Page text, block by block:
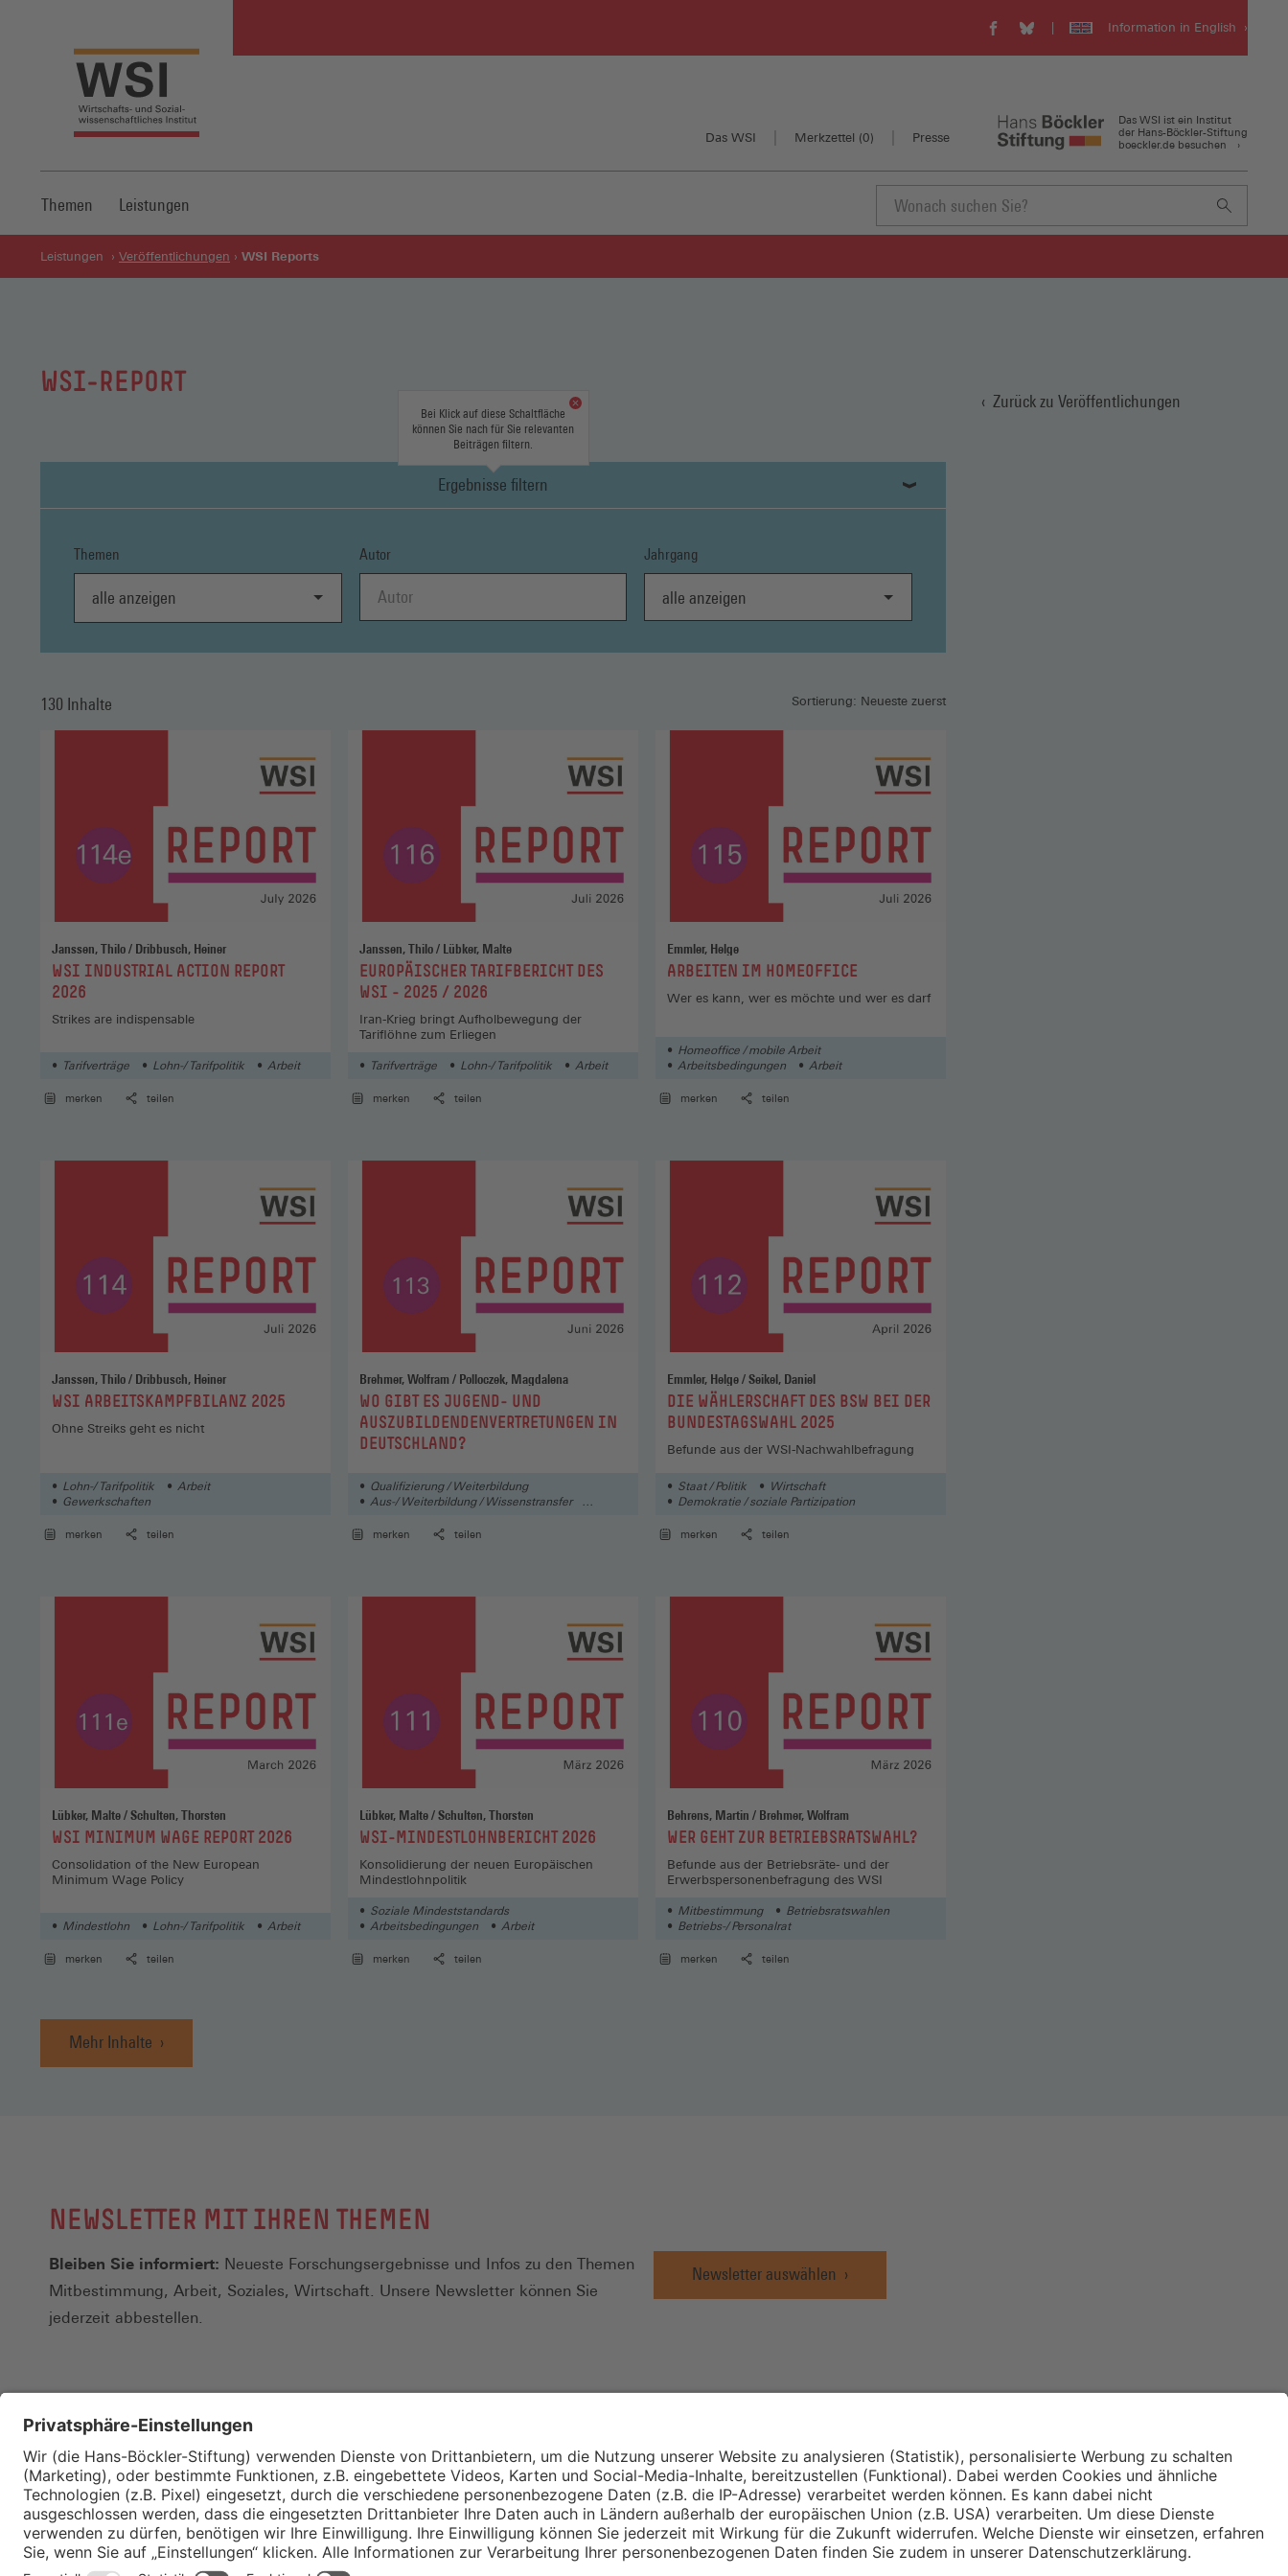
WSI
auf
einem
neuen
Fenster)
WSI
auf
einem
neuen
Fenster)
Information in English
Visit
our
(Öffnet
in
einem
neuen
Fenster)
Das WSI Merkzettel (0) Presse
Das WSI ist ein Institut
der Hans-Böckler-Stiftung
boeckler.de besuchen
Themen Leistungen
Suchbegriff
Leistungen Veröffentlichungen WSI Reports
WSI-REPORT
Zurück zu Veröffentlichungen
Ergebnisse filtern
Bei Klick auf diese Schaltfläche
können Sie nach für Sie relevanten
Beiträgen filtern.
Themen
alle anzeigen
Autor Jahrgang
alle anzeigen
130 Inhalte Sortierung: Neueste zuerst
Janssen, Thilo / Dribbusch, Heiner
:WSI INDUSTRIAL ACTION REPORT
2026
Strikes are indispensable
Tarifverträge Lohn-/ Tarifpolitik Arbeit
merken teilen
Janssen, Thilo / Lübker, Malte
:EUROPÄISCHER TARIFBERICHT DES
WSI - 2025 / 2026
Iran-Krieg bringt Aufholbewegung der
Tariflöhne zum Erliegen
Tarifverträge Lohn-/ Tarifpolitik Arbeit
merken teilen
Emmler, Helge
:ARBEITEN IM HOMEOFFICE
Wer es kann, wer es möchte und wer es darf
Homeoffice / mobile Arbeit
Arbeitsbedingungen
Arbeit
merken teilen
Janssen, Thilo / Dribbusch, Heiner
:WSI ARBEITSKAMPFBILANZ 2025
Ohne Streiks geht es nicht
Lohn-/ Tarifpolitik
Arbeit
Gewerkschaften
merken teilen
Brehmer, Wolfram / Polloczek, Magdalena
:WO GIBT ES JUGEND- UND
AUSZUBILDENDENVERTRETUNGEN IN
DEUTSCHLAND?
Qualifizierung / Weiterbildung
Aus-/ Weiterbildung / Wissenstransfer
merken
teilen
Emmler, Helge / Seikel, Daniel
:DIE WÄHLERSCHAFT DES BSW BEI DER
BUNDESTAGSWAHL 2025
Befunde aus der WSI-Nachwahlbefragung
Staat / Politik
Wirtschaft
Demokratie / soziale Partizipation
merken teilen
Lübker, Malte / Schulten, Thorsten
:WSI MINIMUM WAGE REPORT 2026
Consolidation of the New European
Minimum Wage Policy
Mindestlohn Lohn-/ Tarifpolitik Arbeit
merken teilen
Lübker, Malte / Schulten, Thorsten
:WSI-MINDESTLOHNBERICHT 2026
Konsolidierung der neuen Europäischen
Mindestlohnpolitik
Soziale Mindeststandards
Arbeitsbedingungen
Arbeit
merken teilen
Behrens, Martin / Brehmer, Wolfram
:WER GEHT ZUR BETRIEBSRATSWAHL?
Befunde aus der Betriebsräte- und der
Erwerbspersonenbefragung des WSI
Mitbestimmung
Betriebsratswahlen
Betriebs-/ Personalrat
merken teilen
Mehr Inhalte
NEWSLETTER MIT IHREN THEMEN
Bleiben Sie informiert: Neueste Forschungsergebnisse und Infos zu den Themen
Mitbestimmung, Arbeit, Soziales, Wirtschaft. Unsere Newsletter können Sie
jederzeit abbestellen.
Newsletter auswählen
Kontakt
Merkzettel
Impressum
Datenschutz
Wirtschafts- und
Sozialwissenschaftliches
Institut
Institut für Makroökonomie
und Konjunkturforschung